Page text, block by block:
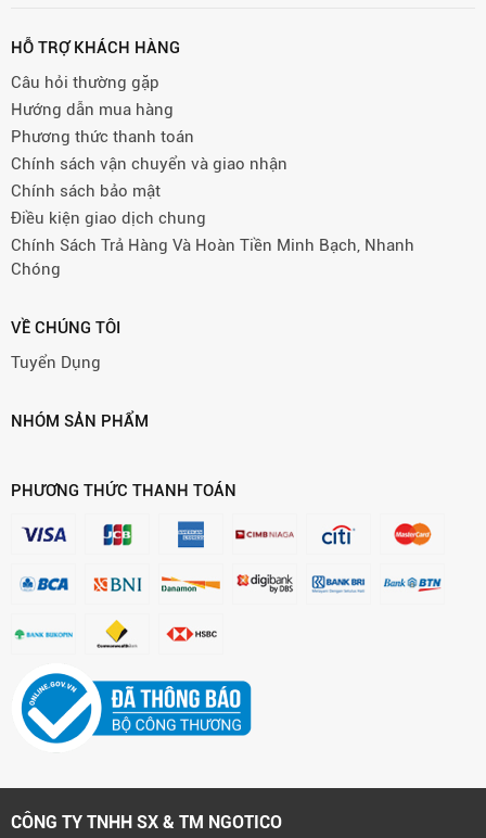
HỖ TRỢ KHÁCH HÀNG
Câu hỏi thường gặp
Hướng dẫn mua hàng
Phương thức thanh toán
Chính sách vận chuyển và giao nhận
Chính sách bảo mật
Điều kiện giao dịch chung
Chính Sách Trả Hàng Và Hoàn Tiền Minh Bạch, Nhanh
Chóng
VỀ CHÚNG TÔI
Tuyển Dụng
NHÓM SẢN PHẨM
PHƯƠNG THỨC THANH TOÁN
CÔNG TY TNHH SX & TM NGOTICO